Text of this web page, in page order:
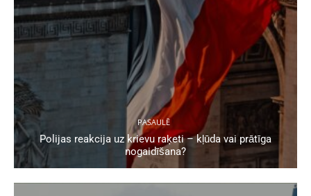
PASAULĒ
Polijas reakcija uz krievu raķeti – kļūda vai prātīga
nogaidīšana?